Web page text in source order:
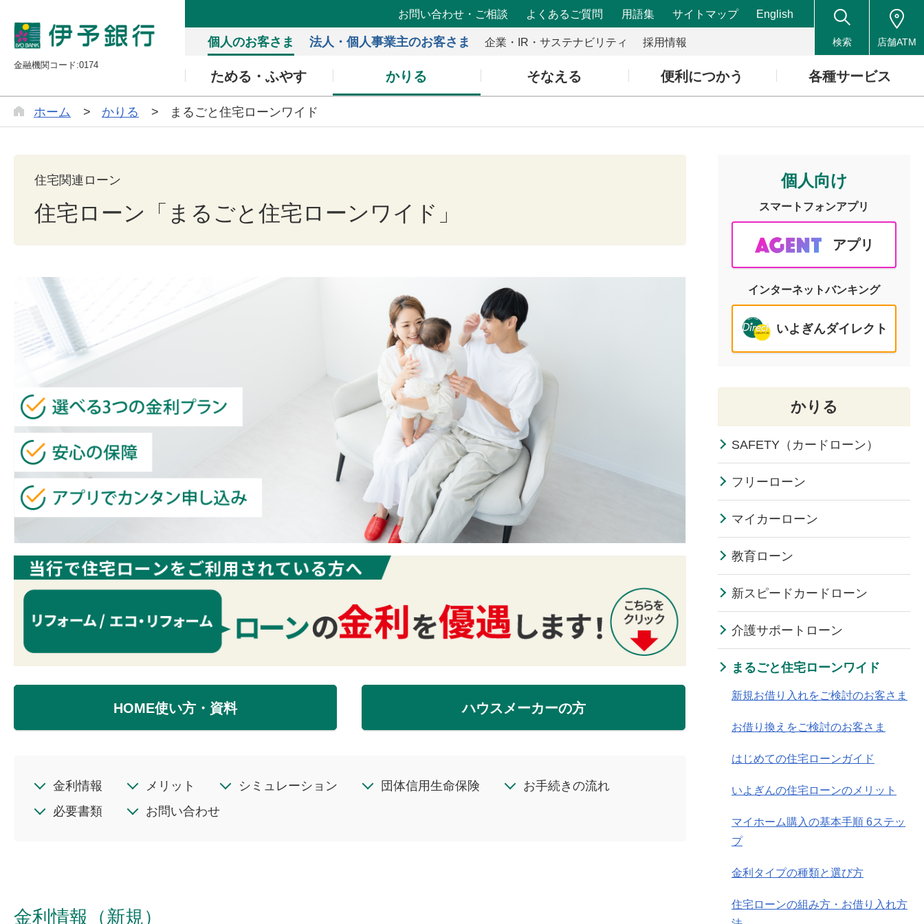
金融機関コード:0174
お問い合わせ・ご相談 よくあるご質問 用語集 サイトマップ English
個人のお客さま 法人・個人事業主のお客さま 企業・IR・サステナビリティ 採用情報
ためる・ふやす かりる そなえる 便利につかう 各種サービス
検索 店舗ATM
ホーム かりる まるごと住宅ローンワイド
住宅関連ローン
住宅ローン「まるごと住宅ローンワイド」
HOME使い方・資料 ハウスメーカーの方
金利情報 メリット シミュレーション 団体信用生命保険
お手続きの流れ
必要書類
お問い合わせ
金利情報（新規）
個人向け
スマートフォンアプリ
アプリ
インターネットバンキング
いよぎんダイレクト
かりる
SAFETY（カードローン）
フリーローン
マイカーローン
教育ローン
新スピードカードローン
介護サポートローン
まるごと住宅ローンワイド
新規お借り入れをご検討のお客さま
お借り換えをご検討のお客さま
はじめての住宅ローンガイド
いよぎんの住宅ローンのメリット
マイホーム購入の基本手順 6ステッ
プ
金利タイプの種類と選び方
住宅ローンの組み方・お借り入れ方